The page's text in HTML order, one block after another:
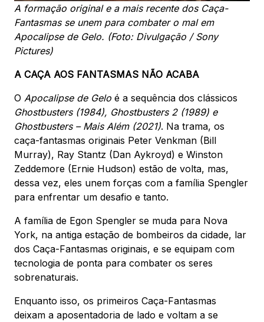
A formação original e a mais recente dos Caça-
Fantasmas se unem para combater o mal em
Apocalipse de Gelo. (Foto: Divulgação / Sony
Pictures)
A CAÇA AOS FANTASMAS NÃO ACABA
O Apocalipse de Gelo é a sequência dos clássicos
Ghostbusters (1984), Ghostbusters 2 (1989) e
Ghostbusters – Mais Além (2021). Na trama, os
caça-fantasmas originais Peter Venkman (Bill
Murray), Ray Stantz (Dan Aykroyd) e Winston
Zeddemore (Ernie Hudson) estão de volta, mas,
dessa vez, eles unem forças com a família Spengler
para enfrentar um desafio e tanto.
A família de Egon Spengler se muda para Nova
York, na antiga estação de bombeiros da cidade, lar
dos Caça-Fantasmas originais, e se equipam com
tecnologia de ponta para combater os seres
sobrenaturais.
Enquanto isso, os primeiros Caça-Fantasmas
deixam a aposentadoria de lado e voltam a se